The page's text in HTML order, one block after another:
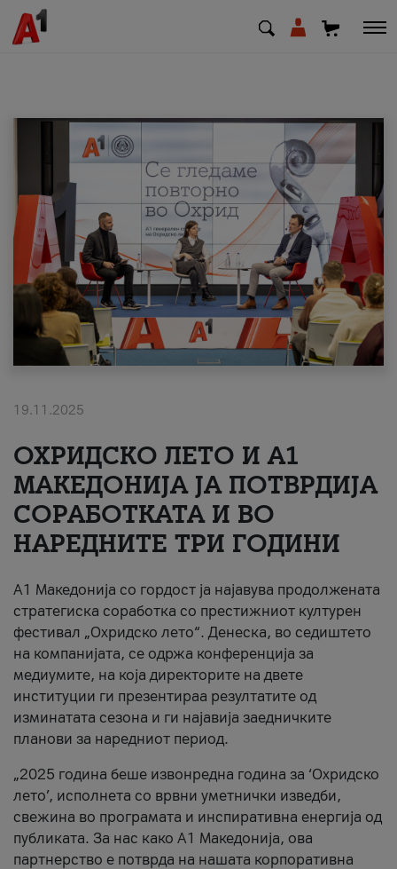
МК SQ
Приватни Деловни
Поддршка
Надополни кредит
#ПодобарОнлајн
19.11.2025
ОХРИДСКО ЛЕТО И A1
МАКЕДОНИЈА ЈА ПОТВРДИЈА
СОРАБОТКАТА И ВО
НАРЕДНИТЕ ТРИ ГОДИНИ
A1 Македонија со гордост ја најавува продолжената
стратегиска соработка со престижниот културен
фестивал „Охридско лето“. Денеска, во седиштето
на компанијата, се одржа конференција за
медиумите, на која директорите на двете
институции ги презентираа резултатите од
изминатата сезона и ги најавија заедничките
планови за наредниот период.
„2025 година беше извонредна година за ‘Охридско
лето’, исполнета со врвни уметнички изведби,
свежина во програмата и инспиративна енергија од
публиката. За нас како A1 Македонија, ова
партнерство е потврда на нашата корпоративна